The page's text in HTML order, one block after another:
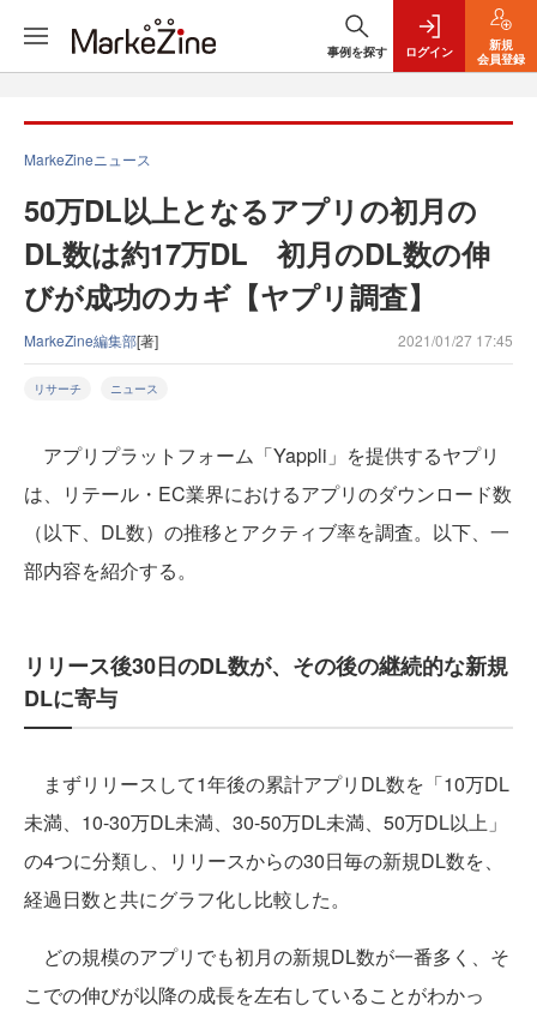
事例を探す ログイン
新規
会員登録
MarkeZineニュース
50万DL以上となるアプリの初月の
DL数は約17万DL 初月のDL数の伸
びが成功のカギ【ヤプリ調査】
MarkeZine編集部[著] 2021/01/27 17:45
リサーチ ニュース
アプリプラットフォーム「Yappli」を提供するヤプリ
は、リテール・EC業界におけるアプリのダウンロード数
（以下、DL数）の推移とアクティブ率を調査。以下、一
部内容を紹介する。
リリース後30日のDL数が、その後の継続的な新規
DLに寄与
まずリリースして1年後の累計アプリDL数を「10万DL
未満、10-30万DL未満、30-50万DL未満、50万DL以上」
の4つに分類し、リリースからの30日毎の新規DL数を、
経過日数と共にグラフ化し比較した。
どの規模のアプリでも初月の新規DL数が一番多く、そ
こでの伸びが以降の成長を左右していることがわかっ